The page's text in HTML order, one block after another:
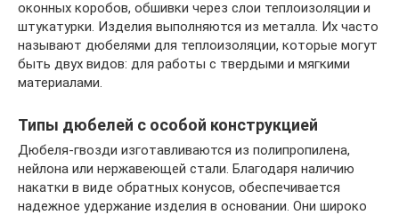
оконных коробов, обшивки через слои теплоизоляции и
штукатурки. Изделия выполняются из металла. Их часто
называют дюбелями для теплоизоляции, которые могут
быть двух видов: для работы с твердыми и мягкими
материалами.
Типы дюбелей с особой конструкцией
Дюбеля-гвозди изготавливаются из полипропилена,
нейлона или нержавеющей стали. Благодаря наличию
накатки в виде обратных конусов, обеспечивается
надежное удержание изделия в основании. Они широко